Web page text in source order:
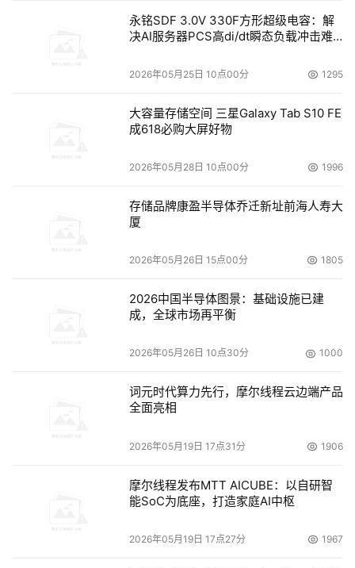
永铭SDF 3.0V 330F方形超级电容：解
决AI服务器PCS高di/dt瞬态负载冲击难
2026年05月25日 10点00分 1295
大容量存储空间 三星Galaxy Tab S10 FE
成618必购大屏好物
2026年05月28日 10点00分 1996
存储品牌康盈半导体乔迁新址前海人寿大
厦
2026年05月26日 15点00分 1805
2026中国半导体图景：基础设施已建
成，全球市场再平衡
2026年05月26日 10点30分 1000
词元时代算力先行，摩尔线程云边端产品
全面亮相
2026年05月19日 17点31分 1906
摩尔线程发布MTT AICUBE：以自研智
能SoC为底座，打造家庭AI中枢
2026年05月19日 17点27分 1967